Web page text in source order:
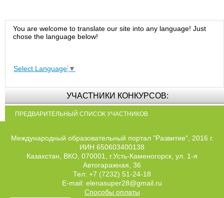
You are welcome to translate our site into any language! Just
chose the language below!
Select Language ▼
УЧАСТНИКИ КОНКУРСОВ:
ПРЕДВАРИТЕЛЬНЫЙ СПИСОК УЧАСТНИКОВ
Международный образовательный портал "Развитие", 2016 г.
ИИН 650603400138
Казахстан, ВКО, 070001, г.Усть-Каменогорск, ул. 1-я
Автогаражная, 36
Тел: +7 (7232) 51-24-18
E-mail: elenasuper28@gmail.ru
Способы оплаты